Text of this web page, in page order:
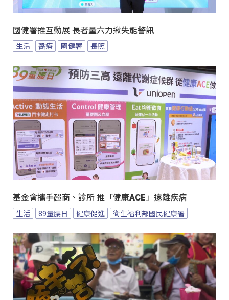
國健署推互動展 長者量六力揪失能警訊
生活 醫療 國健署 長照
基金會攜手超商、診所 推「健康ACE」遠離疾病
生活 89量腰日 健康促進 衛生福利部國民健康署